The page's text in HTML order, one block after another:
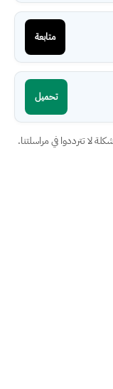
متابعة
تحميل
لا تترددوا في مراسلتنا.